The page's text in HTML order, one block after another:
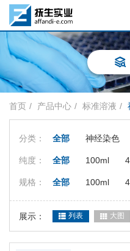
首页 产品中心 标准溶液
分类： 全部 神经染色
纯度： 全部 100ml
3×50ml
2×50ml
规格： 全部 100ml
3×50ml
2×50ml
50t
3×100ml
展示： 列表 大图